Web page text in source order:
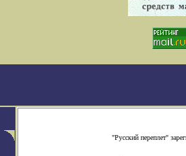
"Русский переплет"